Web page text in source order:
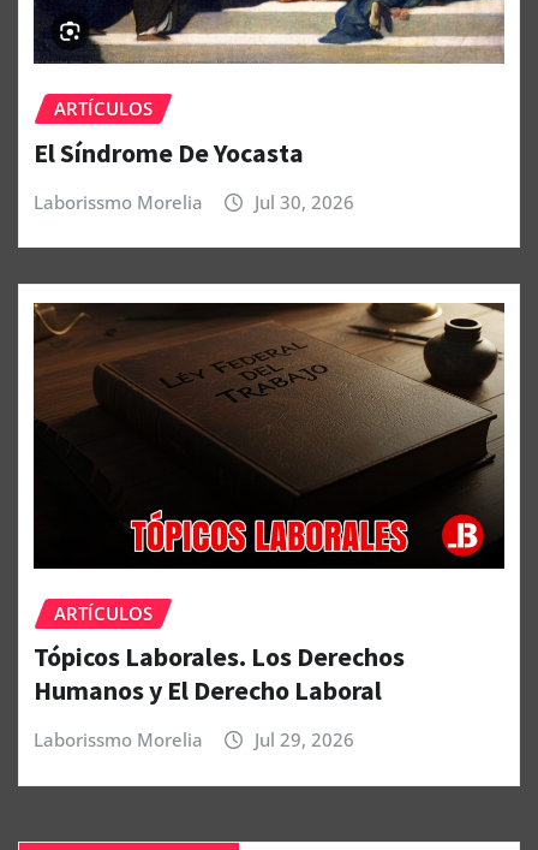
ARTÍCULOS
El Síndrome De Yocasta
Laborissmo Morelia Jul 30, 2026
ARTÍCULOS
Tópicos Laborales. Los Derechos
Humanos y El Derecho Laboral
Laborissmo Morelia Jul 29, 2026